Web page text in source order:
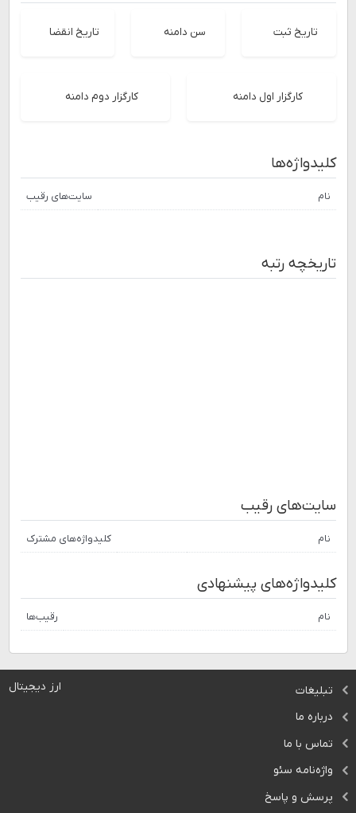
تاریخ ثبت سن دامنه تاریخ انقضا
کارگزار اول دامنه کارگزار دوم دامنه
کلیدواژه‌ها
نام سایت‌های رقیب
تاریخچه رتبه
سایت‌های رقیب
نام کلیدواژه‌های مشترک
کلیدواژه‌های پیشنهادی
نام رقیب‌ها
ارز دیجیتال
تبلیغات
درباره ما
تماس با ما
واژه‌نامه سئو
پرسش و پاسخ